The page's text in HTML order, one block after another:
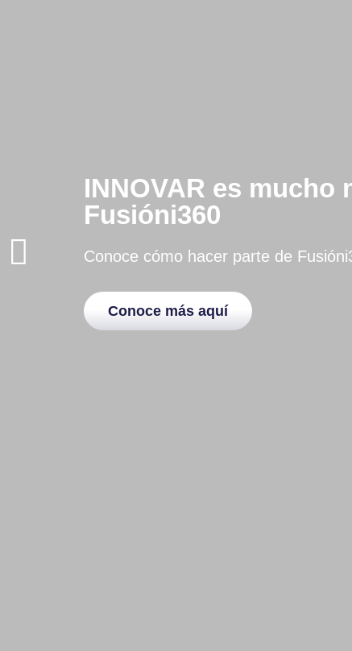
INNOVAR es mucho
Fusióni360
Conoce cómo hacer parte de
Conoce más aquí